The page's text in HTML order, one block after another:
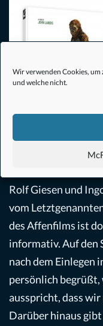
Wir verwenden Cookies, um
und welche nicht.
© 2018 Turbine Classics
Rolf Giesen und
vom
des Affenfilms ist
informativ. Auf den
nach dem Einlegen
persönlich begrüßt,
ausspricht, dass
Darüber hinaus